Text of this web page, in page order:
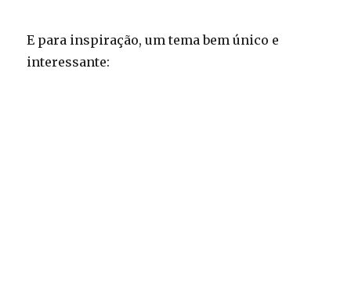
E para inspiração, um tema bem único e
interessante: